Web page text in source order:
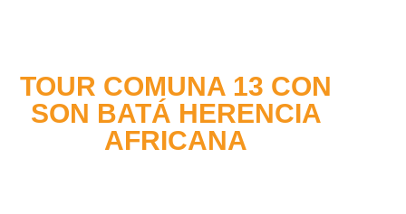
TOUR COMUNA 13 CON
SON BATÁ HERENCIA
AFRICANA